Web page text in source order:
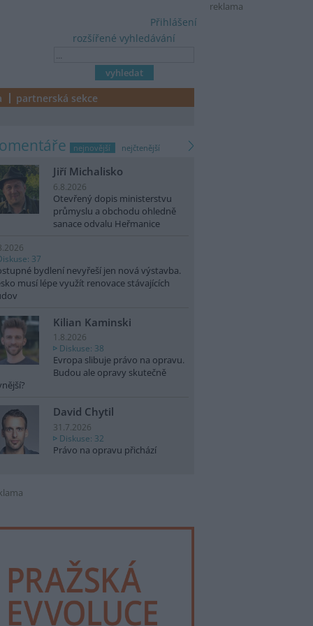
reklama
rozšířené vyhledávání
Přihlášení
partnerská sekce
nejnovější nejčtenější
Jiří Michalisko
6.8.2026
Otevřený dopis ministerstvu
průmyslu a obchodu ohledně
sanace odvalu Heřmanice
37
bydlení nevyřeší jen nová výstavba.
musí lépe využít renovace stávajících
Kilian Kaminski
1.8.2026
Diskuse: 38
Evropa slibuje právo na opravu.
Budou ale opravy skutečně
David Chytil
31.7.2026
Diskuse: 32
Právo na opravu přichází